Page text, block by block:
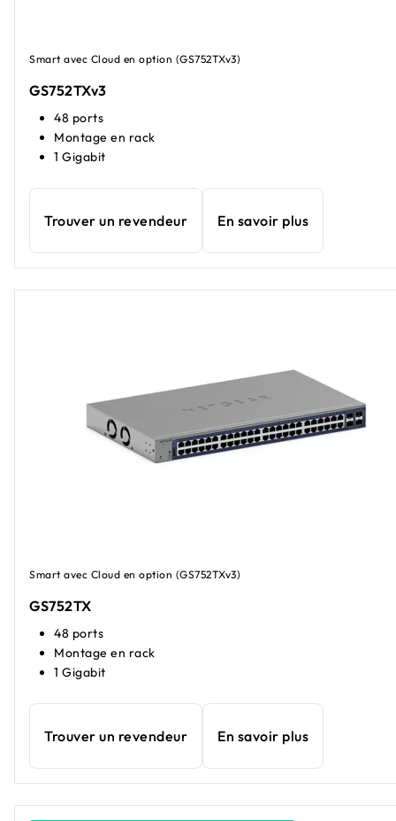
Smart avec Cloud en option (GS752TXv3)
GS752TXv3
48 ports
Montage en rack
1 Gigabit
Trouver un revendeur En savoir plus
Smart avec Cloud en option (GS752TXv3)
GS752TX
48 ports
Montage en rack
1 Gigabit
Trouver un revendeur En savoir plus